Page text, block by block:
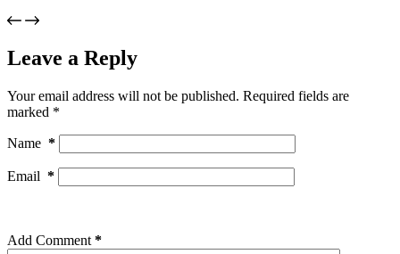
Leave a Reply
Your email address will not be published. Required fields are
marked *
Name *
Email *
Add Comment *